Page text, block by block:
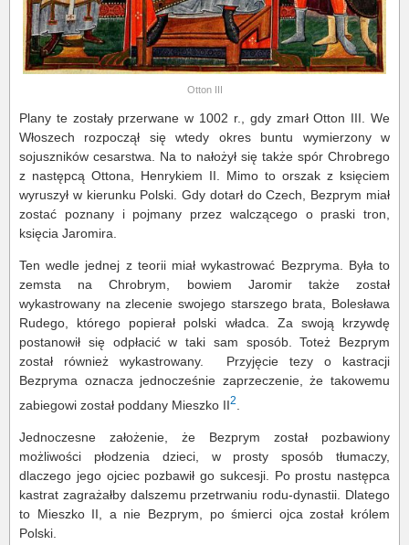
Otton III
Plany te zostały przerwane w 1002 r., gdy zmarł Otton III. We
Włoszech rozpoczął się wtedy okres buntu wymierzony w
sojuszników cesarstwa. Na to nałożył się także spór Chrobrego
z następcą Ottona, Henrykiem II. Mimo to orszak z księciem
wyruszył w kierunku Polski. Gdy dotarł do Czech, Bezprym miał
zostać poznany i pojmany przez walczącego o praski tron,
księcia Jaromira.
Ten wedle jednej z teorii miał wykastrować Bezpryma. Była to
zemsta na Chrobrym, bowiem Jaromir także został
wykastrowany na zlecenie swojego starszego brata, Bolesława
Rudego, którego popierał polski władca. Za swoją krzywdę
postanowił się odpłacić w taki sam sposób. Toteż Bezprym
został również wykastrowany. Przyjęcie tezy o kastracji
Bezpryma oznacza jednocześnie zaprzeczenie, że takowemu
zabiegowi został poddany Mieszko II2
Jednoczesne założenie, że Bezprym został pozbawiony
możliwości płodzenia dzieci, w prosty sposób tłumaczy,
dlaczego jego ojciec pozbawił go sukcesji. Po prostu następca
kastrat zagrażałby dalszemu przetrwaniu rodu-dynastii. Dlatego
to Mieszko II, a nie Bezprym, po śmierci ojca został królem
Polski.